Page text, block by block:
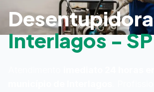
Desentupidora
Interlagos - SP